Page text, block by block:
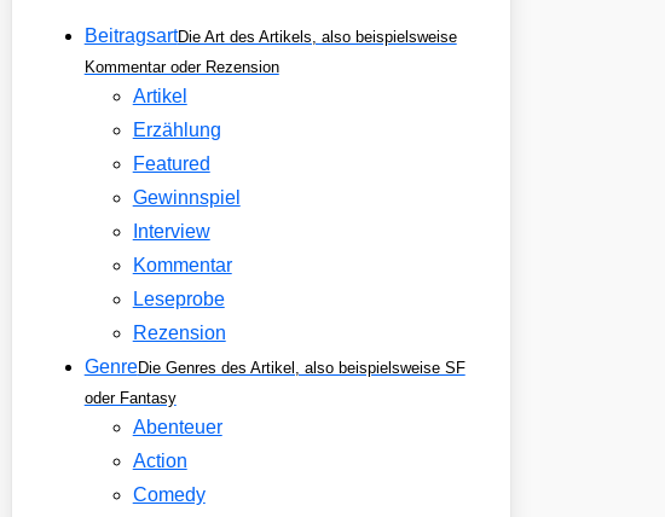
BeitragsartDie Art des Artikels, also beispielsweise
Kommentar oder Rezension
Artikel
Erzählung
Featured
Gewinnspiel
Interview
Kommentar
Leseprobe
Rezension
GenreDie Genres des Artikel, also beispielsweise SF
oder Fantasy
Abenteuer
Action
Comedy